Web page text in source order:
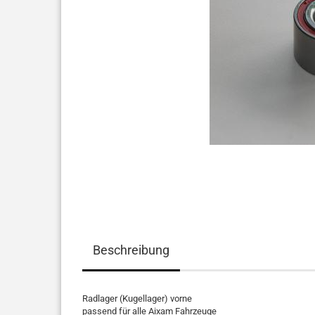
Beschreibung
Radlager (Kugellager) vorne
passend für alle Aixam Fahrzeuge